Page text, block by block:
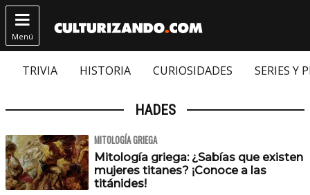

Menú
TRIVIA HISTORIA CURIOSIDADES SERIES Y
HADES
MITOLOGÍA GRIEGA
Mitología griega: ¿Sabías que existen
mujeres titanes? ¡Conoce a las
titánides!